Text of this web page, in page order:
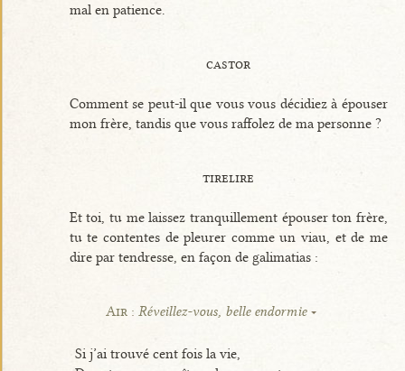
mal en patience.
castor
Comment se peut-il que vous vous décidiez à épouser
mon frère, tandis que vous raffolez de ma personne ?
tirelire
Et toi, tu me laissez tranquillement épouser ton frère,
tu te contentes de pleurer comme un viau, et de me
dire par tendresse, en façon de galimatias :
Air :Réveillez-vous, belle endormie
Si j’ai trouvé cent fois la vie,